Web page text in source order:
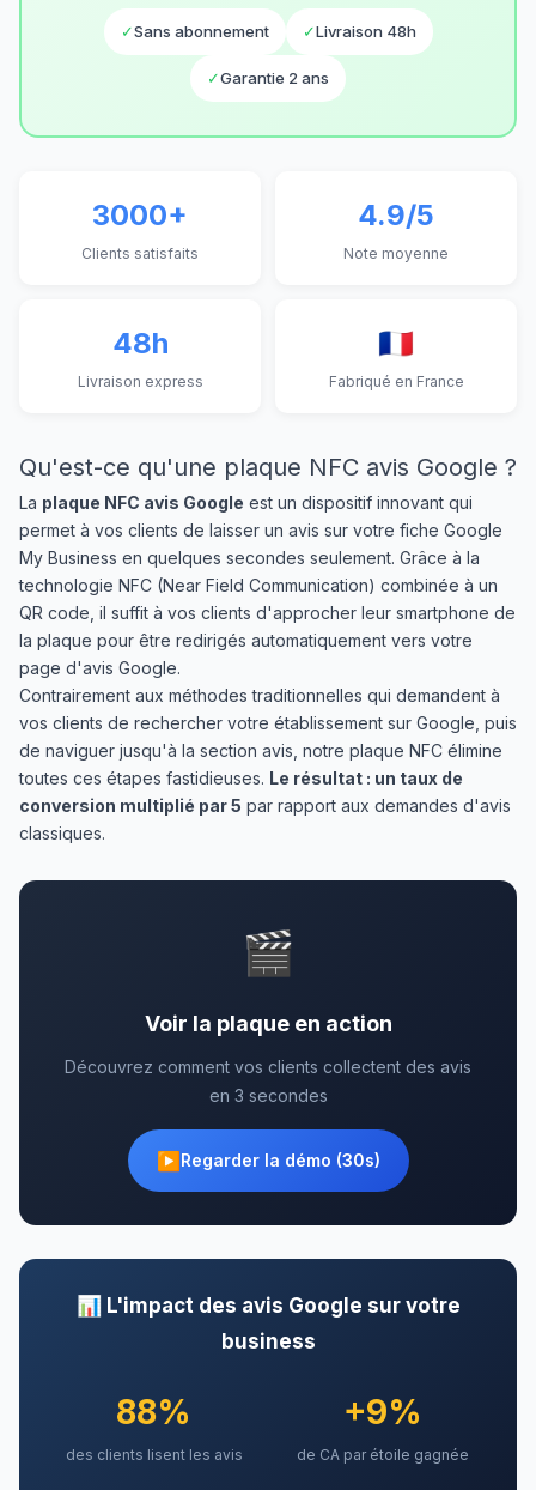
✓Sans abonnement ✓Livraison 48h
✓Garantie 2 ans
3000+
Clients satisfaits
4.9/5
Note moyenne
48h
Livraison express
🇫🇷
Fabriqué en France
Qu'est-ce qu'une plaque NFC avis Google ?
La plaque NFC avis Google est un dispositif innovant qui
permet à vos clients de laisser un avis sur votre fiche Google
My Business en quelques secondes seulement. Grâce à la
technologie NFC (Near Field Communication) combinée à un
QR code, il suffit à vos clients d'approcher leur smartphone de
la plaque pour être redirigés automatiquement vers votre
page d'avis Google.
Contrairement aux méthodes traditionnelles qui demandent à
vos clients de rechercher votre établissement sur Google, puis
de naviguer jusqu'à la section avis, notre plaque NFC élimine
toutes ces étapes fastidieuses. Le résultat : un taux de
conversion multiplié par 5 par rapport aux demandes d'avis
classiques.
🎬
Voir la plaque en action
Découvrez comment vos clients collectent des avis
en 3 secondes
▶Regarder la démo (30s)
📊 L'impact des avis Google sur votre
business
88%
des clients lisent les avis
+9%
de CA par étoile gagnée